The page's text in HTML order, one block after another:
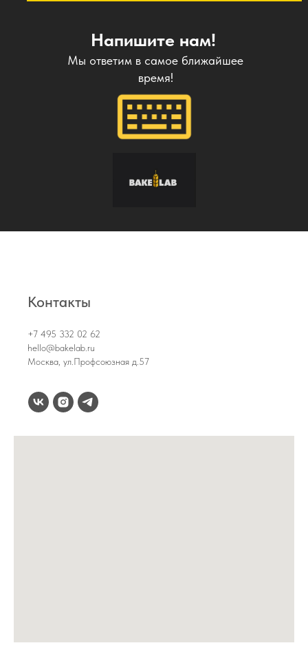
Напишите нам!
Мы ответим в самое ближайшее
время!
Контакты
+7 495 332 02 62
hello@bakelab.ru
Москва, ул.Профсоюзная д.57